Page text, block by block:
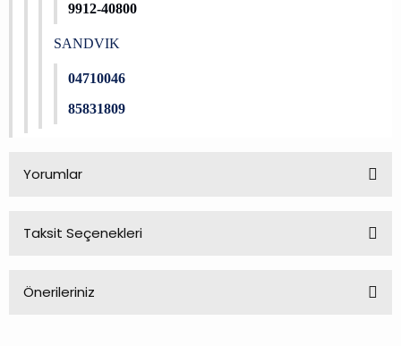
9912-40800
SANDVIK
04710046
85831809
Yorumlar
Taksit Seçenekleri
Önerileriniz